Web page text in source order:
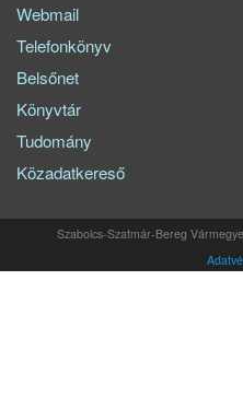
Webmail
Telefonkönyv
Belsőnet
Könyvtár
Tudomány
Közadatkereső
Szabolcs-Szatmár-Bereg